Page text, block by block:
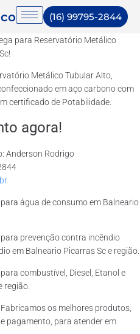
(16) 99795-2844
para Reservatório Metálico
Metálico Tubular Alto,
em aço carbono com
certificado de Potabilidade.
agora!
Anderson Rodrigo
água de consumo em Balneario
prevenção contra incêndio
em Balneario Picarras Sc e região.
combustível, Diesel, Etanol e
região.
os melhores produtos,
pagamento, para atender em